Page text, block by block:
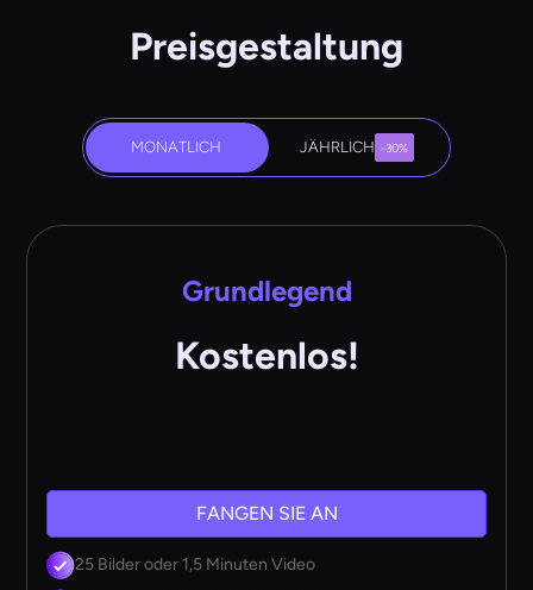
Preisgestaltung
MONATLICH JÄHRLICH -30%
Grundlegend
Kostenlos!
FANGEN SIE AN
25 Bilder oder 1,5 Minuten Video